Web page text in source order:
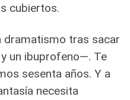
cubiertos.
tras sacar
un ibuprofeno—. Te
sesenta años. Y a
necesita